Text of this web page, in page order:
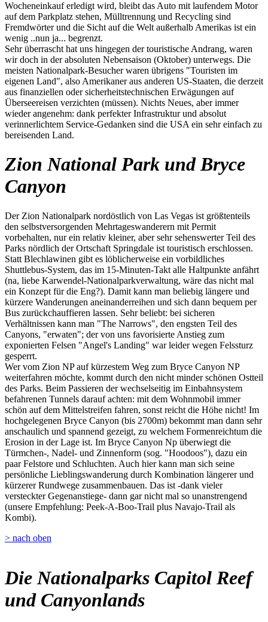
Wocheneinkauf erledigt wird, bleibt das Auto mit laufendem Motor
auf dem Parkplatz stehen, Mülltrennung und Recycling sind
Fremdwörter und die Sicht auf die Welt außerhalb Amerikas ist ein
wenig ..nun ja... begrenzt.
Sehr überrascht hat uns hingegen der touristische Andrang, waren
wir doch in der absoluten Nebensaison (Oktober) unterwegs. Die
meisten Nationalpark-Besucher waren übrigens "Touristen im
eigenen Land", also Amerikaner aus anderen US-Staaten, die derzeit
aus finanziellen oder sicherheitstechnischen Erwägungen auf
Überseereisen verzichten (müssen). Nichts Neues, aber immer
wieder angenehm: dank perfekter Infrastruktur und absolut
verinnerlichtem Service-Gedanken sind die USA ein sehr einfach zu
bereisenden Land.
Zion National Park und Bryce
Canyon
Der Zion Nationalpark nordöstlich von Las Vegas ist größtenteils
den selbstversorgenden Mehrtageswanderern mit Permit
vorbehalten, nur ein relativ kleiner, aber sehr sehenswerter Teil des
Parks nördlich der Ortschaft Springdale ist touristisch erschlossen.
Statt Blechlawinen gibt es löblicherweise ein vorbildliches
Shuttlebus-System, das im 15-Minuten-Takt alle Haltpunkte anfährt
(na, liebe Karwendel-Nationalparkverwaltung, wäre das nicht mal
ein Konzept für die Eng?). Damit kann man beliebig längere und
kürzere Wanderungen aneinanderreihen und sich dann bequem per
Bus zurückchauffieren lassen. Sehr beliebt: bei sicheren
Verhältnissen kann man "The Narrows", den engsten Teil des
Canyons, "erwaten"; der von uns favorisierte Anstieg zum
exponierten Felsen "Angel's Landing" war leider wegen Felssturz
gesperrt.
Wer vom Zion NP auf kürzestem Weg zum Bryce Canyon NP
weiterfahren möchte, kommt durch den nicht minder schönen Ostteil
des Parks. Beim Passieren der wechselseitig im Einbahnsystem
befahrenen Tunnels darauf achten: mit dem Wohnmobil immer
schön auf dem Mittelstreifen fahren, sonst reicht die Höhe nicht! Im
hochgelegenen Bryce Canyon (bis 2700m) bekommt man dann sehr
anschaulich und spannend gezeigt, zu welchem Formenreichtum die
Erosion in der Lage ist. Im Bryce Canyon Np überwiegt die
Türmchen-, Nadel- und Zinnenform (sog. "Hoodoos"), dazu ein
paar Felstore und Schluchten. Auch hier kann man sich seine
persönliche Lieblingswanderung durch Kombination längerer und
kürzerer Rundwege zusammenbauen. Das ist -dank vieler
versteckter Gegenanstiege- dann gar nicht mal so unanstrengend
(unsere Empfehlung: Peek-A-Boo-Trail plus Navajo-Trail als
Kombi).
> nach oben
Die Nationalparks Capitol Reef
und Canyonlands